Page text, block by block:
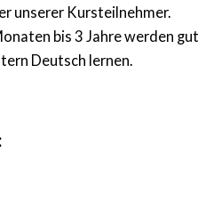
unserer Kursteilnehmer.
bis 3 Jahre werden gut
Deutsch lernen.